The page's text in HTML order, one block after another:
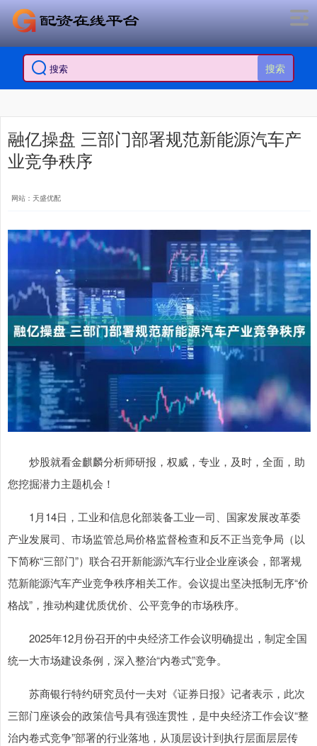
搜索
融亿操盘 三部门部署规范新能源汽车产
业竞争秩序
网站：天盛优配
炒股就看金麒麟分析师研报，权威，专业，及时，全面，助
您挖掘潜力主题机会！
1月14日，工业和信息化部装备工业一司、国家发展改革委
产业发展司、市场监管总局价格监督检查和反不正当竞争局（以
下简称“三部门”）联合召开新能源汽车行业企业座谈会，部署规
范新能源汽车产业竞争秩序相关工作。会议提出坚决抵制无序“价
格战”，推动构建优质优价、公平竞争的市场秩序。
2025年12月份召开的中央经济工作会议明确提出，制定全国
统一大市场建设条例，深入整治“内卷式”竞争。
苏商银行特约研究员付一夫对《证券日报》记者表示，此次
三部门座谈会的政策信号具有强连贯性，是中央经济工作会议“整
治内卷式竞争”部署的行业落地，从顶层设计到执行层面层层传